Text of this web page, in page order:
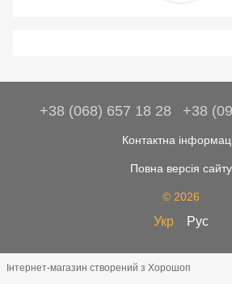
+38 (068) 657 18 28 +38
Контактна
Повна версія сайту
© 2026
Укр Рус
Інтернет-магазин створений з Хорошоп